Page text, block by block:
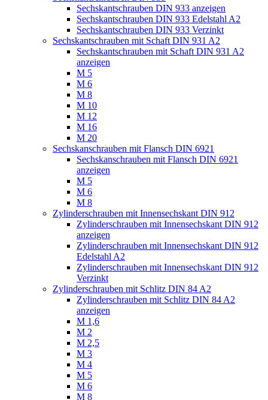
Sechskantschrauben DIN 933 anzeigen
Sechskantschrauben DIN 933 Edelstahl A2
Sechskantschrauben DIN 933 Verzinkt
Sechskantschrauben mit Schaft DIN 931 A2
Sechskantschrauben mit Schaft DIN 931 A2
anzeigen
M 5
M 6
M 8
M 10
M 12
M 16
M 20
Sechskanschrauben mit Flansch DIN 6921
Sechskanschrauben mit Flansch DIN 6921
anzeigen
M 5
M 6
M 8
Zylinderschrauben mit Innensechskant DIN 912
Zylinderschrauben mit Innensechskant DIN 912
anzeigen
Zylinderschrauben mit Innensechskant DIN 912
Edelstahl A2
Zylinderschrauben mit Innensechskant DIN 912
Verzinkt
Zylinderschrauben mit Schlitz DIN 84 A2
Zylinderschrauben mit Schlitz DIN 84 A2
anzeigen
M 1,6
M 2
M 2,5
M 3
M 4
M 5
M 6
M 8